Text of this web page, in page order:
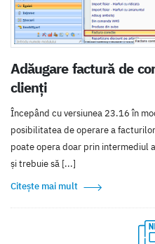
Adăugare factură de
clienți
Începând cu versiunea 23.16 în
posibilitatea de operare a
poate opera doar prin intermediul
și trebuie să [...]
Citește mai mult